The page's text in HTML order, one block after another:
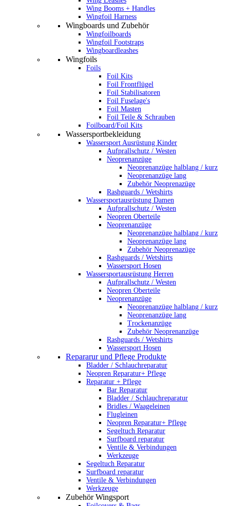
Wing Booms + Handles
Wingfoil Harness
Wingboards und Zubehör
Wingfoilboards
Wingfoil Footstraps
Wingboardleashes
Wingfoils
Foils
Foil Kits
Foil Frontflügel
Foil Stabilisatoren
Foil Fuselage's
Foil Masten
Foil Teile & Schrauben
Foilboard/Foil Kits
Wassersportbekleidung
Wassersport Ausrüstung Kinder
Aufprallschutz / Westen
Neoprenanzüge
Neoprenanzüge halblang / kurz
Neoprenanzüge lang
Zubehör Neoprenazüge
Rashguards / Wetshirts
Wassersportausrüstung Damen
Aufprallschutz / Westen
Neopren Oberteile
Neoprenanzüge
Neoprenanzüge halblang / kurz
Neoprenanzüge lang
Zubehör Neoprenazüge
Rashguards / Wetshirts
Wassersport Hosen
Wassersportausrüstung Herren
Aufprallschutz / Westen
Neopren Oberteile
Neoprenanzüge
Neoprenanzüge halblang / kurz
Neoprenanzüge lang
Trockenanzüge
Zubehör Neoprenanzüge
Rashguards / Wetshirts
Wassersport Hosen
Repararur und Pflege Produkte
Bladder / Schlauchreparatur
Neopren Reparatur+ Pflege
Reparatur + Pflege
Bar Reparatur
Bladder / Schlauchreparatur
Bridles / Waageleinen
Flugleinen
Neopren Reparatur+ Pflege
Segeltuch Reparatur
Surfboard reparatur
Ventile & Verbindungen
Werkzeuge
Segeltuch Reparatur
Surfboard reparatur
Ventile & Verbindungen
Werkzeuge
Zubehör Wingsport